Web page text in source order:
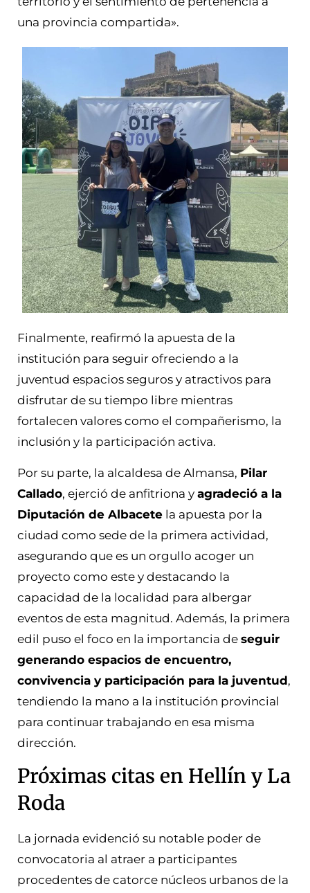
una provincia compartida».
Finalmente, reafirmó la apuesta de la
institución para seguir ofreciendo a la
juventud espacios seguros y atractivos para
disfrutar de su tiempo libre mientras
fortalecen valores como el compañerismo, la
inclusión y la participación activa.
Por su parte, la alcaldesa de Almansa, Pilar
Callado, ejerció de anfitriona y agradeció a la
Diputación de Albacete la apuesta por la
ciudad como sede de la primera actividad,
asegurando que es un orgullo acoger un
proyecto como este y destacando la
capacidad de la localidad para albergar
eventos de esta magnitud. Además, la primera
edil puso el foco en la importancia de seguir
generando espacios de encuentro,
convivencia y participación para la juventud,
tendiendo la mano a la institución provincial
para continuar trabajando en esa misma
dirección.
Próximas citas en Hellín y La
Roda
La jornada evidenció su notable poder de
convocatoria al atraer a participantes
procedentes de catorce núcleos urbanos de la